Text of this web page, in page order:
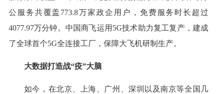
公服务共覆盖773.8万家政企用户，免费服务时长超过
4077.97万分钟。中国商飞运用5G技术助力复工复产，建成
了全球首个5G全连接工厂，保障大飞机研制生产。
大数据打造战“疫”大脑
如今，在北京、上海、广州、深圳以及南京等全国几